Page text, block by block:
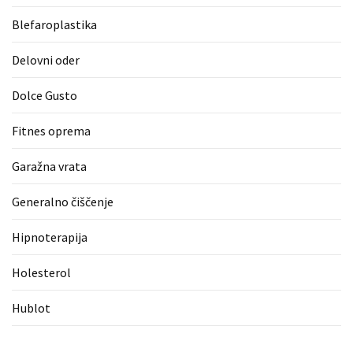
blagovna
MOST
Varnost
na
(1)
Pergotende
Blefaroplastika
Delovni oder
Dolce Gusto
Fitnes oprema
Garažna vrata
Generalno čiščenje
Hipnoterapija
Holesterol
Hublot